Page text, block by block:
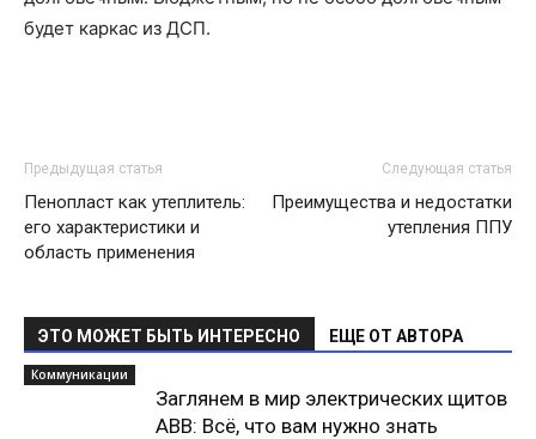
будет каркас из ДСП.
Предыдущая статья
Пенопласт как утеплитель:
его характеристики и
область применения
Следующая статья
Преимущества и недостатки
утепления ППУ
ЭТО МОЖЕТ БЫТЬ ИНТЕРЕСНО ЕЩЕ ОТ АВТОРА
Коммуникации
Заглянем в мир электрических щитов
ABB: Всё, что вам нужно знать